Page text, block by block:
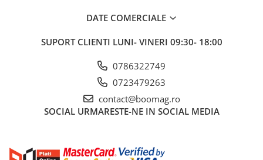
Angrenaj pedalier
Schimbator de viteze bicicleta
Manete frana bicicleta
DATE COMERCIALE
SUPORT CLIENTI LUNI- VINERI 09:30- 18:00
0786322749
0723479263
contact@boomag.ro
SOCIAL URMARESTE-NE IN SOCIAL MEDIA